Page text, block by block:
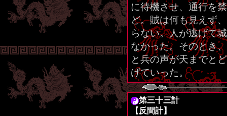
に待機させ、通行を
ど。賊は何も見えず
らない。人が逃げて
なかった。そのとき
と兵の声が天までと
げていった。
第三十三計
【反間計】